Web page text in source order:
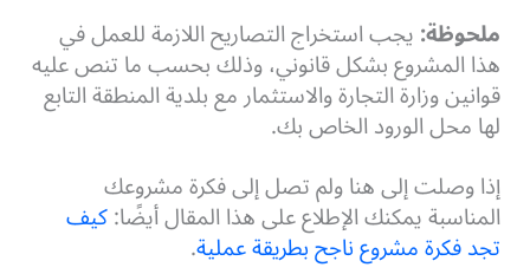
ملحوظة:يجب استخراج التصاريح اللازمة للعمل في
هذا المشروع بشكل قانوني، وذلك بحسب ما تنص عليه
قوانين وزارة التجارة والاستثمار مع بلدية المنطقة التابع
لها محل الورود الخاص بك.
إذا وصلت إلى هنا ولم تصل إلى فكرة مشروعك
المناسبة يمكنك الإطلاع على هذا المقال أيضًا:كيف
تجد فكرة مشروع ناجح بطريقة عملية.